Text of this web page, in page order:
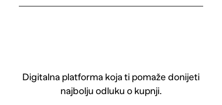
Digitalna platforma koja ti pomaže donijeti
najbolju odluku o kupnji.